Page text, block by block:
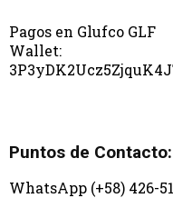
Pagos en Glufco GLF
Wallet:
Puntos de Contacto:
WhatsApp (+58) 426-